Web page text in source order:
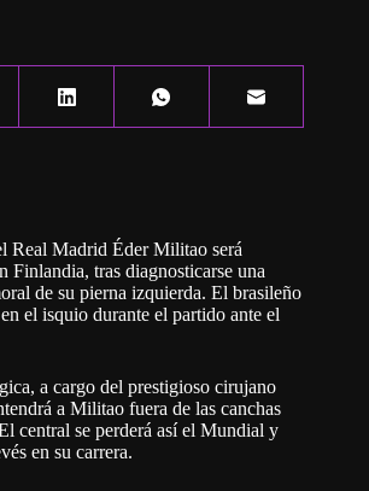
Real Madrid Éder Militao será
Finlandia, tras diagnosticarse una
de su pierna izquierda. El brasileño
el isquio durante el partido ante el
a cargo del prestigioso cirujano
a Militao fuera de las canchas
central se perderá así el Mundial y
en su carrera.